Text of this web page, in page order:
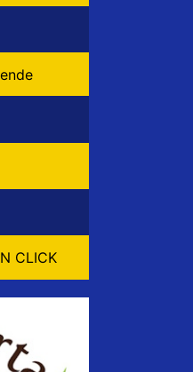
CLICK